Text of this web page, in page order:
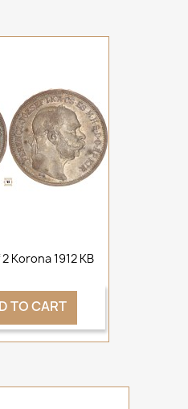
Korona 1912 KB
TO CART